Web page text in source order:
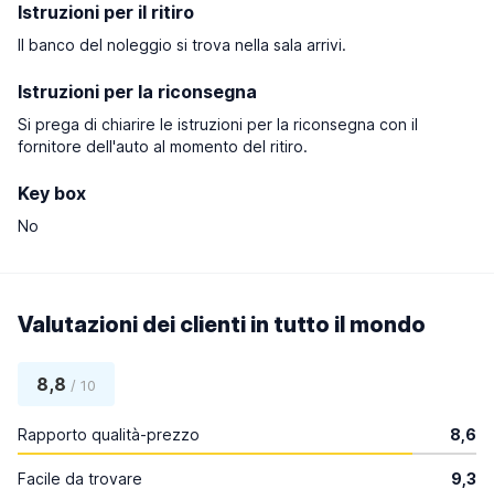
Istruzioni per il ritiro
Il banco del noleggio si trova nella sala arrivi.
Istruzioni per la riconsegna
Si prega di chiarire le istruzioni per la riconsegna con il
fornitore dell'auto al momento del ritiro.
Key box
No
Valutazioni dei clienti in tutto il mondo
8,8 / 10
Rapporto qualità-prezzo 8,6
Facile da trovare 9,3